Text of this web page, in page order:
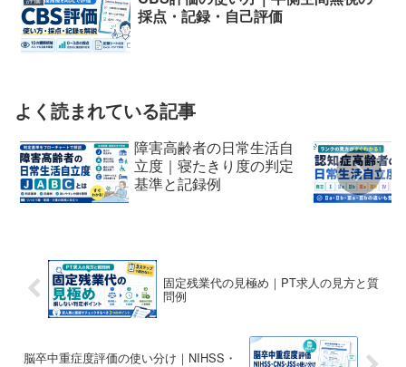
採点・記録・自己評価
よく読まれている記事
障害高齢者の日常生活自
立度｜寝たきり度の判定
基準と記録例
固定残業代の見極め｜PT求人の見方と質
問例
脳卒中重症度評価の使い分け｜NIHSS・